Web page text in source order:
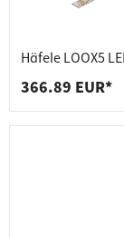
Häfele LOOX5
366.89 EUR*